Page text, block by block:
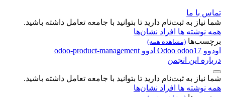
تماس با ما
شما نیاز به ثبت‌نام دارید تا بتوانید با جامعه تعامل داشته باشید.
همه نوشته ها افراد نشان‌ها
برچسب‌ها (مشاهده همه)
اودوو Odoo odoo17 ادوو odoo-product-management
درباره این انجمن
شما نیاز به ثبت‌نام دارید تا بتوانید با جامعه تعامل داشته باشید.
همه نوشته ها افراد نشان‌ها